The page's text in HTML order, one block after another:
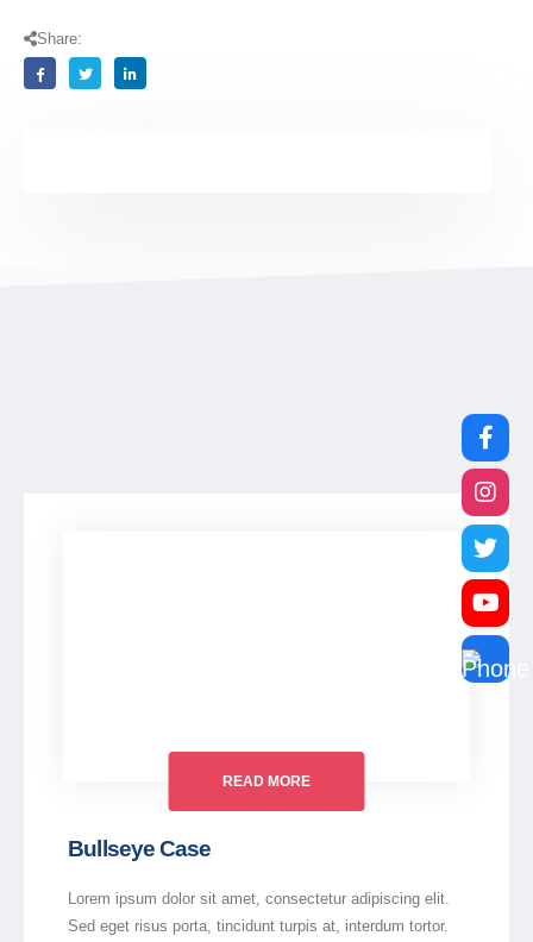
Share:
READ MORE
Bullseye Case
Lorem ipsum dolor sit amet, consectetur adipiscing elit.
Sed eget risus porta, tincidunt turpis at, interdum tortor.